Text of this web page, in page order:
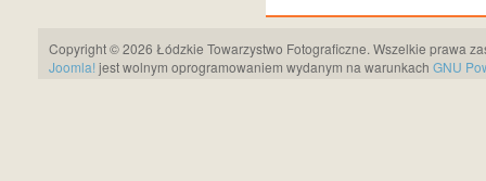
Copyright © 2026 Łódzkie Towarzystwo Fotograficzne. Wszelkie prawa
Joomla! jest wolnym oprogramowaniem wydanym na warunkach GNU